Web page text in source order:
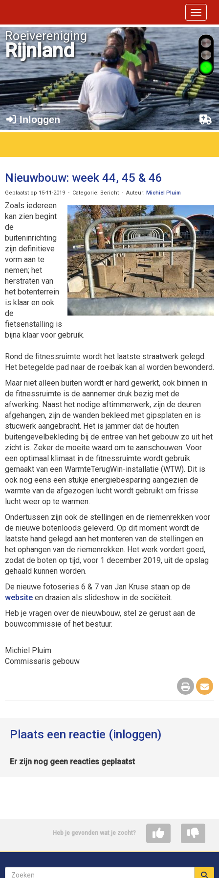
Toggle
Roeivereniging
Rijnland
Inloggen
Nieuwbouw: week 44, 45 & 46
Geplaatst op 15-11-2019 - Categorie: Bericht - Auteur: Michiel Pluim
Zoals iedereen
kan zien begint
de
buiteninrichting
zijn definitieve
vorm aan te
nemen; het
herstraten van
het botenterrein
is klaar en ook
de
fietsenstalling is
bijna klaar voor gebruik.
Rond de fitnessruimte wordt het laatste straatwerk gelegd.
Het betegelde pad naar de roeibak kan al worden bewonderd.
Maar niet alleen buiten wordt er hard gewerkt, ook binnen in
de fitnessruimte is de aannemer druk bezig met de
afwerking. Naast het nodige aftimmerwerk, zijn de deuren
afgehangen, zijn de wanden bekleed met gipsplaten en is
stucwerk aangebracht. Het is jammer dat de houten
buitengevelbekleding bij de entree van het gebouw zo uit het
zicht is. Zeker de moeite waard om te aanschouwen. Voor
een optimaal klimaat in de fitnessruimte wordt gebruik
gemaakt van een WarmteTerugWin-installatie (WTW). Dit is
ook nog eens een stukje energiebesparing aangezien de
warmte van de afgezogen lucht wordt gebruikt om frisse
lucht weer op te warmen.
Ondertussen zijn ook de stellingen en de riemenrekken voor
de nieuwe botenloods geleverd. Op dit moment wordt de
laatste hand gelegd aan het monteren van de stellingen en
het ophangen van de riemenrekken. Het werk vordert goed,
zodat de boten op tijd, voor 1 december 2019, uit de opslag
gehaald kunnen worden.
De nieuwe fotoseries 6 & 7 van Jan Kruse staan op de
website en draaien als slideshow in de sociëteit.
Heb je vragen over de nieuwbouw, stel ze gerust aan de
bouwcommissie of het bestuur.
Michiel Pluim
Commissaris gebouw
Plaats een reactie (inloggen)
Er zijn nog geen reacties geplaatst
Heb je gevonden wat je zocht?